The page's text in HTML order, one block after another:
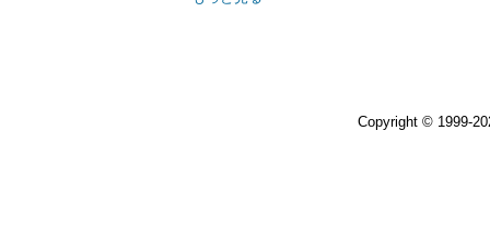
Copyright © 1999-